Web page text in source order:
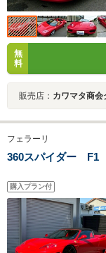
無
料
販売店： カワマタ商
フェラーリ
360スパイダー F1
購入プラン付